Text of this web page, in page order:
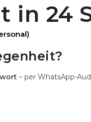
in 24
– per WhatsApp-